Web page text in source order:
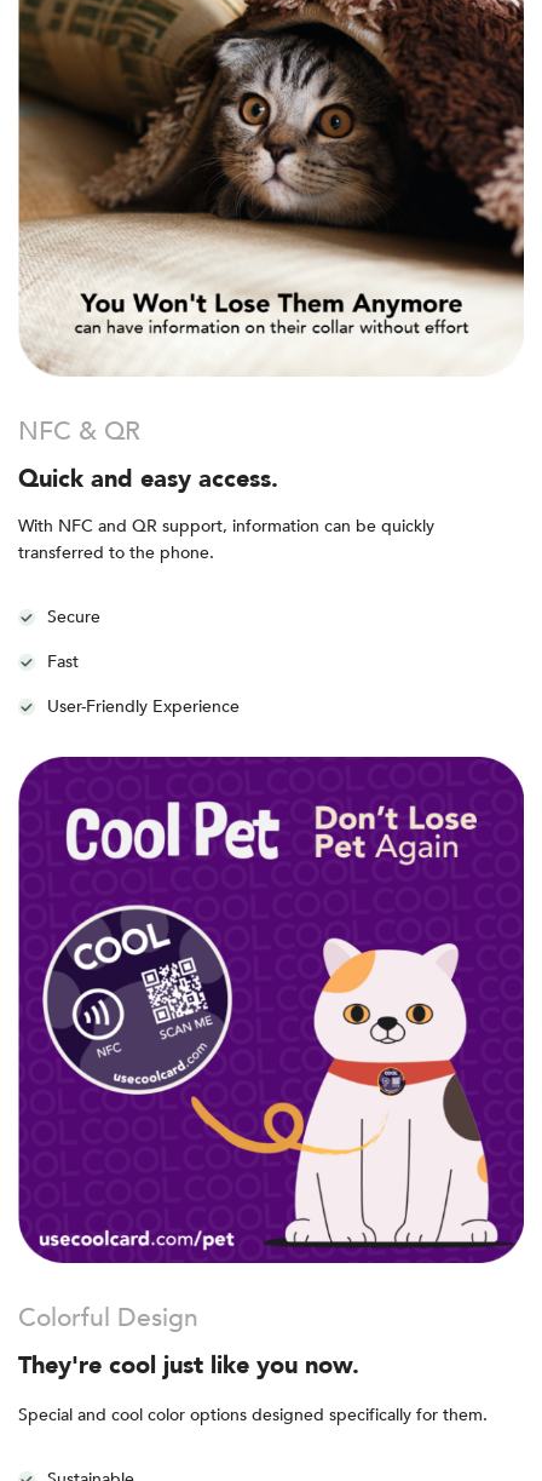
NFC & QR
Quick and easy access.
With NFC and QR support, information can be quickly
transferred to the phone.
Secure
Fast
User-Friendly Experience
Colorful Design
They're cool just like you now.
Special and cool color options designed specifically for them.